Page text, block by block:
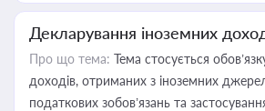
Декларування іноземних
Про що тема: Тема стосується
доходів, отриманих з іноземних
податкових зобов’язань та